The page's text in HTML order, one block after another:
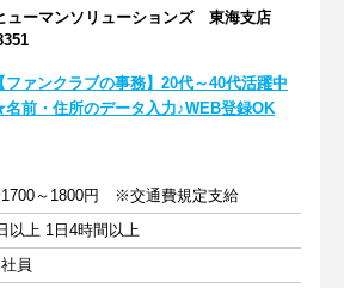
ューマンソリューションズ 東海支店
【ファンクラブの事務】20代～40代活躍中
前・住所のデータ入力♪WEB登録OK
～1800円 ※交通費規定支給
以上 1日4時間以上
員